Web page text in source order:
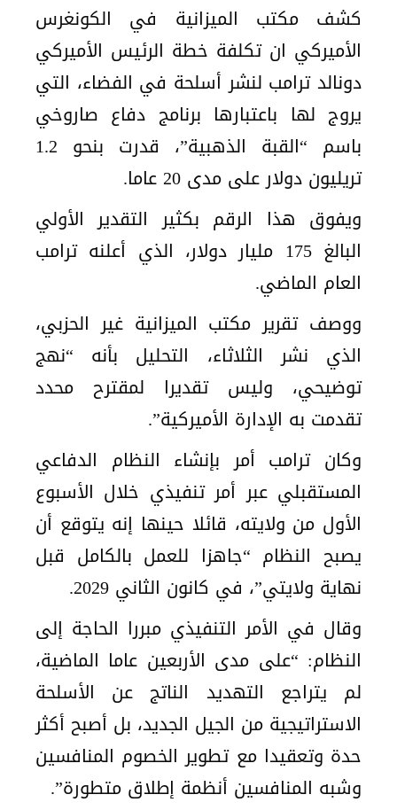
كشف مكتب الميزانية في الكونغرس
الأميركي ان تكلفة خطة الرئيس الأميركي
دونالد ترامب لنشر أسلحة في الفضاء، التي
يروج لها باعتبارها برنامج دفاع صاروخي
باسم “القبة الذهبية”، قدرت بنحو 1.2
تريليون دولار على مدى 20 عاما.
ويفوق هذا الرقم بكثير التقدير الأولي
البالغ 175 مليار دولار، الذي أعلنه ترامب
العام الماضي.
ووصف تقرير مكتب الميزانية غير الحزبي،
الذي نشر الثلاثاء، التحليل بأنه “نهج
توضيحي، وليس تقديرا لمقترح محدد
تقدمت به الإدارة الأميركية”.
وكان ترامب أمر بإنشاء النظام الدفاعي
المستقبلي عبر أمر تنفيذي خلال الأسبوع
الأول من ولايته، قائلا حينها إنه يتوقع أن
يصبح النظام “جاهزا للعمل بالكامل قبل
نهاية ولايتي”، في كانون الثاني 2029.
وقال في الأمر التنفيذي مبررا الحاجة إلى
النظام: “على مدى الأربعين عاما الماضية،
لم يتراجع التهديد الناتج عن الأسلحة
الاستراتيجية من الجيل الجديد، بل أصبح أكثر
حدة وتعقيدا مع تطوير الخصوم المنافسين
وشبه المنافسين أنظمة إطلاق متطورة”.